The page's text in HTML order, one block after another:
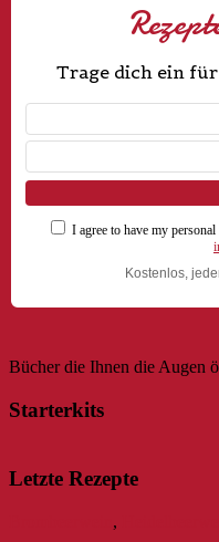
Trage dich ein
I agree to have my
Kostenlos,
Bücher die Ihnen die Augen
Starterkits
Letzte Rezepte
,